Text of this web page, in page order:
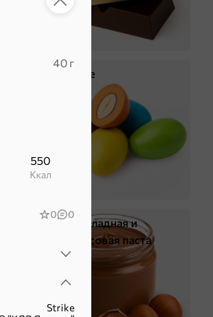
40 г
550
ккал
0 0
Strike
Драже
Шоколадная и
арахисовая паста